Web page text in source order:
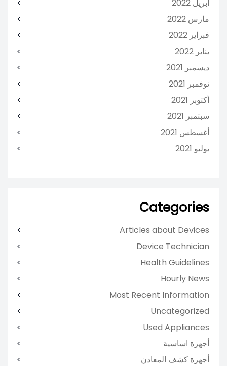
أبريل 2022
مارس 2022
فبراير 2022
يناير 2022
ديسمبر 2021
نوفمبر 2021
أكتوبر 2021
سبتمبر 2021
أغسطس 2021
يوليو 2021
Categories
Articles about Devices
Device Technician
Health Guidelines
Hourly News
Most Recent Information
Uncategorized
Used Appliances
أجهزة اساسية
أجهزة كشف المعادن